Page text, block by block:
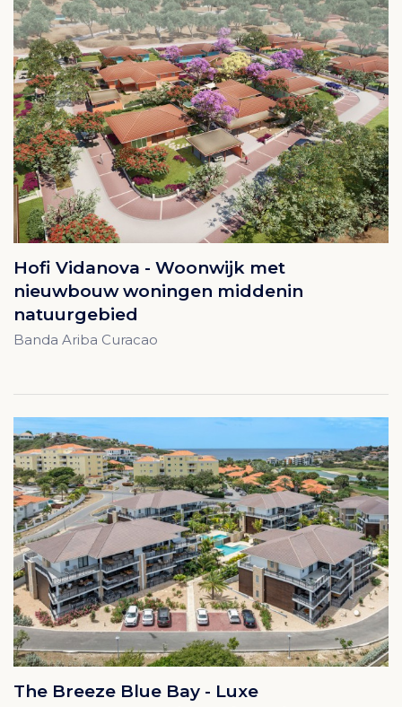
Hofi Vidanova - Woonwijk met
nieuwbouw woningen middenin
natuurgebied
Banda Ariba Curacao
The Breeze Blue Bay - Luxe